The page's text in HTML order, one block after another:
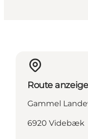
Route
Gammel
6920 Videbæk